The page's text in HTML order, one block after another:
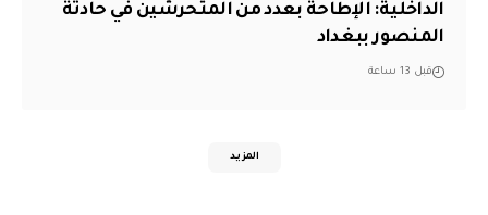
الداخلية: الإطاحة بعدد من المتحرشين في حادثة
المنصور ببغداد
قبل 13 ساعة
المزيد